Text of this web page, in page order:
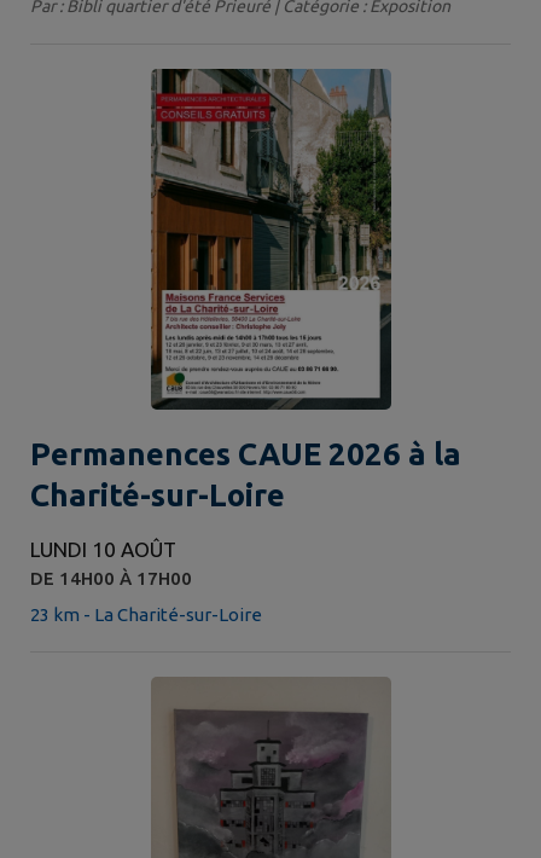
Par : Bibli quartier d'été Prieuré | Catégorie : Exposition
Permanences CAUE 2026 à la
Charité-sur-Loire
LUNDI 10 AOÛT
DE 14H00 À 17H00
23 km - La Charité-sur-Loire